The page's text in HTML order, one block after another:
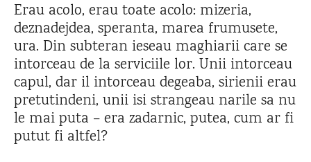
Erau acolo, erau toate acolo: mizeria,
deznadejdea, speranta, marea frumusete,
ura. Din subteran ieseau maghiarii care se
intorceau de la serviciile lor. Unii intorceau
capul, dar il intorceau degeaba, sirienii erau
pretutindeni, unii isi strangeau narile sa nu
le mai puta – era zadarnic, putea, cum ar fi
putut fi altfel?